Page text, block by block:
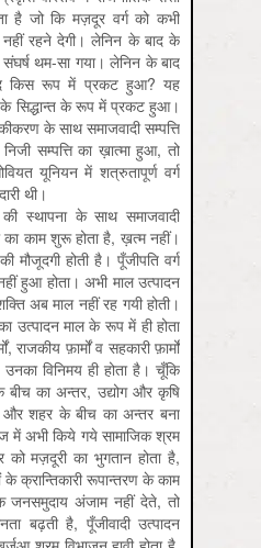
है जो कि मज़दूर वर्ग को कभी
रहने देगी। लेनिन के बाद के
संघर्ष थम-सा गया। लेनिन के बाद
किस रूप में प्रकट हुआ? यह
सिद्धान्त के रूप में प्रकट हुआ।
के साथ समाजवादी सम्पत्ति
सम्पत्ति का ख़ात्मा हुआ, तो
यूनियन में शत्रुतापूर्ण वर्ग
थी।
की स्थापना के साथ समाजवादी
का काम शुरू होता है, ख़त्म नहीं।
मौजूदगी होती है। पूँजीपति वर्ग
हुआ होता। अभी माल उत्पादन
अब माल नहीं रह गयी होती।
उत्पादन माल के रूप में ही होता
राजकीय फ़ार्मों व सहकारी फ़ार्मों
उनका विनिमय ही होता है। चूँकि
बीच का अन्तर, उद्योग और कृषि
शहर के बीच का अन्तर बना
में अभी किये गये सामाजिक श्रम
मज़दूरी का भुगतान होता है,
के क्रान्तिकारी रूपान्तरण के काम
जनसमुदाय अंजाम नहीं देते, तो
बढ़ती है, पूँजीवादी उत्पादन